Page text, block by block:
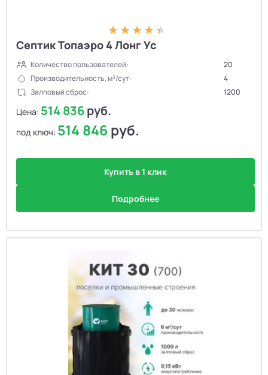
Септик Топаэро 4 Лонг Ус
Количество пользователей:
20
Производительность, м³/сут:
4
Залповый сброс:
1200
Цена: 514 836руб.
под ключ: 514 846 руб.
Купить в 1 клик
Подробнее